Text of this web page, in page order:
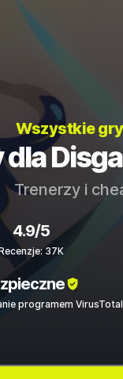
Wszystkie
Trenerzy i
4.9/5
37K
programem VirusTotal